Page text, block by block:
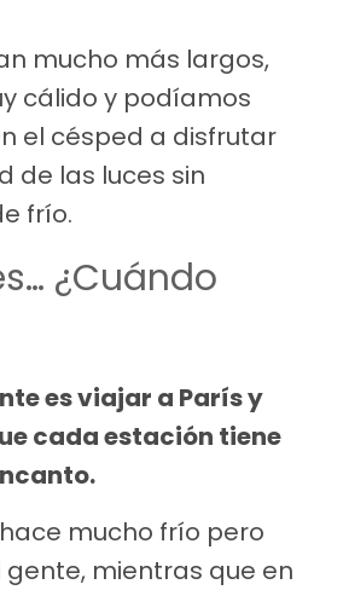
mucho más largos,
cálido y podíamos
el césped a disfrutar
de las luces sin
frío.
¿Cuándo
es viajar a París y
cada estación tiene
mucho frío pero
gente, mientras que en